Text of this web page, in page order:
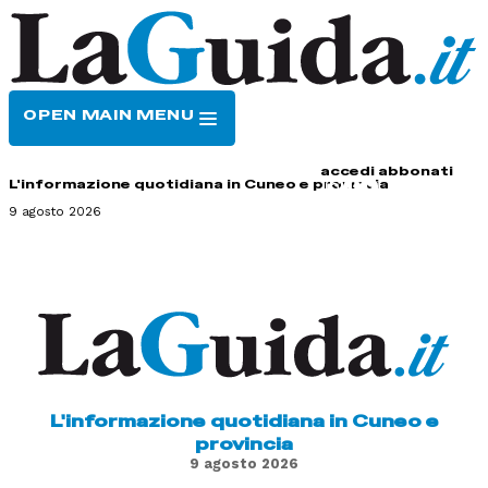
OPEN MAIN MENU
accedi abbonati
L'informazione quotidiana in Cuneo e provincia
9 agosto 2026
L'informazione quotidiana in Cuneo e
provincia
9 agosto 2026